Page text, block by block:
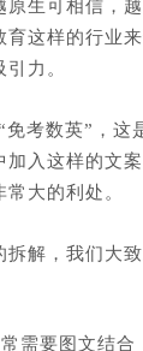
原生可相信，
育这样的行业
力。
免考数英”，这
加入这样的文
大的利处。
拆解，我们大
需要图文结合